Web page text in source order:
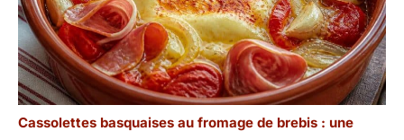
Cassolettes basquaises au fromage de brebis : une